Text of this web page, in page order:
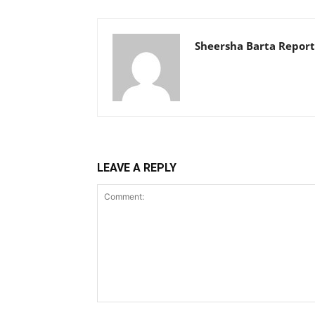
Sheersha Barta
LEAVE A REPLY